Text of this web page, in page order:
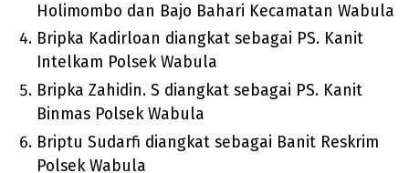
Holimombo dan Bajo Bahari Kecamatan Wabula
Bripka Kadirloan diangkat sebagai PS. Kanit
Intelkam Polsek Wabula
Bripka Zahidin. S diangkat sebagai PS. Kanit
Binmas Polsek Wabula
Briptu Sudarfi diangkat sebagai Banit Reskrim
Polsek Wabula